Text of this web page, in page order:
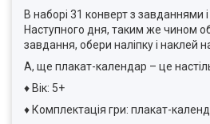
В наборі 31 конверт з завданнями
Наступного дня, таким же чином
завдання, обери наліпку і наклей
А, ще плакат-календар – це
♦ Вік: 5+
♦ Комплектація гри: плакат-